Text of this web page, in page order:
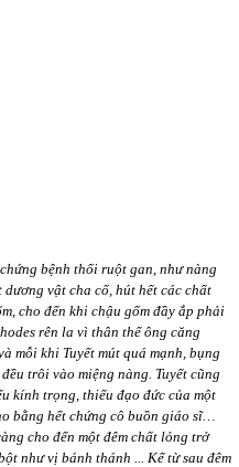
bệnh thối ruột gan, như nàng
vật cha cố, hút hết các chất
cho đến khi chậu gốm đầy ắp phải
rên la vì thân thể ông căng
mỗi khi Tuyết mút quá mạnh, bụng
trôi vào miệng nàng. Tuyết cũng
kính trọng, thiếu đạo đức của một
bằng hết chứng cô buồn giáo sĩ…
cho đến một đêm chất lỏng trở
như vị bánh thánh ... Kể từ sau đêm